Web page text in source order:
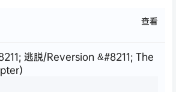
查看
逃脱/Reversion &#8211; The